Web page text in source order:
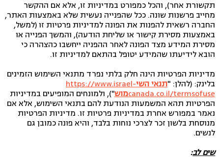
תקשורת אחר), והכל כמפורט במדיניות זו, אלא אם ההקשר
מחייב פרשנות שונה. ככל שהפנייה נעשית שלא באמצעות האתר,
החברה רשאית להפנות את הפונה למדיניות פרטיות זו (למשל,
באמצעות מסירת קישור או שליחת הודעה), והמשך הפנייה או
מסירת המידע מצד הפונה לאחר ההפניה ייחשבו כהצהרה כי
הובא לידיעתו שהמידע יטופל בהתאם למדיניות זו.
מדיניות הפרטיות הינה חלק בלתי נפרד מתנאי השימוש הזמינים
בלינק: (להלן: "תנאי השיhttps://www.israel-
canada.co.il/termsofuseמוש"), ולמונחים המופיעים במדיניות
הפרטיות תהא המשמעות הנודעת להם בתנאי השימוש, אלא אם
נאמר במפורש אחרת במדיניות פרטיות זו. מדיניות הפרטיות
מנוסחת בלשון זכר לצרכי נוחות בלבד, והיא פונה כמובן גם
לנשים.
שים לב: